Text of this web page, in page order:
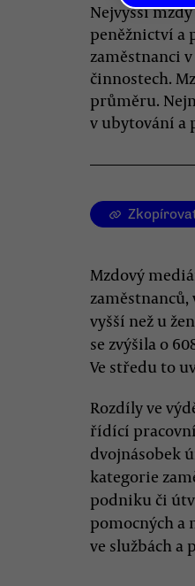
Nejvyšší
peněžnictví a
zaměstnanci
činnostech.
průměru.
v ubytování a
Mzdový
zaměstnanců,
vyšší než u
se zvýšila o
Ve středu to
Rozdíly ve
řídící
dvojnásobek
kategorie
podniku či
pomocných a
ve službách a